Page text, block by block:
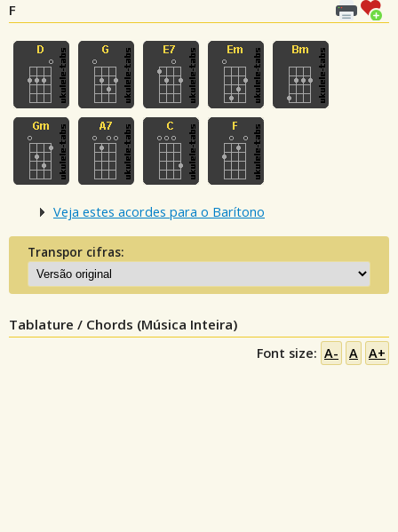
F
Veja estes acordes para o Barítono
Transpor cifras:
Tablature / Chords (Música Inteira)
Font size: A- A A+